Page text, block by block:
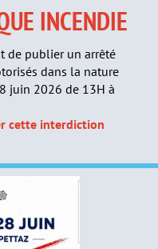
INCENDIE
de publier un arrêté
dans la nature
juin 2026 de 13H à
cette interdiction